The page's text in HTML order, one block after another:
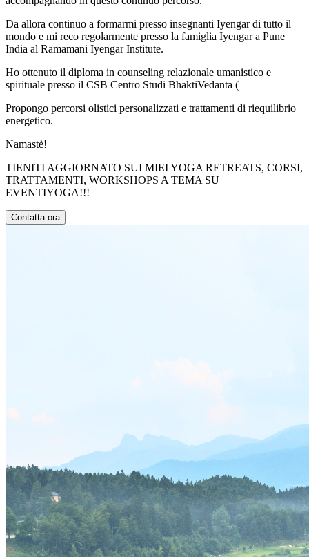
Da allora continuo a formarmi presso insegnanti Iyengar di tutto il
mondo e mi reco regolarmente presso la famiglia Iyengar a Pune
India al Ramamani Iyengar Institute.
Ho ottenuto il diploma in counseling relazionale umanistico e
spirituale presso il CSB Centro Studi BhaktiVedanta (
Propongo percorsi olistici personalizzati e trattamenti di riequilibrio
energetico.
Namastè!
TIENITI AGGIORNATO SUI MIEI YOGA RETREATS, CORSI,
TRATTAMENTI, WORKSHOPS A TEMA SU
EVENTIYOGA!!!
Contatta ora